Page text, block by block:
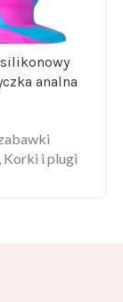
silikonowy
analna
Korki i plugi